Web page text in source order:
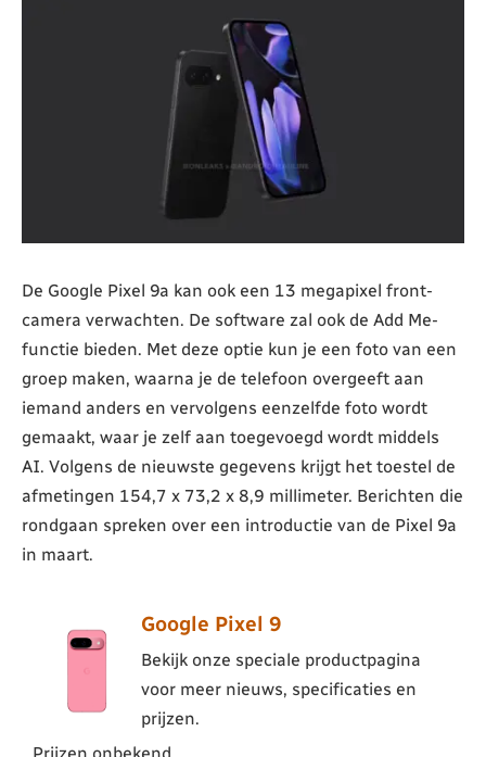
De Google Pixel 9a kan ook een 13 megapixel front-
camera verwachten. De software zal ook de Add Me-
functie bieden. Met deze optie kun je een foto van een
groep maken, waarna je de telefoon overgeeft aan
iemand anders en vervolgens eenzelfde foto wordt
gemaakt, waar je zelf aan toegevoegd wordt middels
AI. Volgens de nieuwste gegevens krijgt het toestel de
afmetingen 154,7 x 73,2 x 8,9 millimeter. Berichten die
rondgaan spreken over een introductie van de Pixel 9a
in maart.
Google Pixel 9
Bekijk onze speciale productpagina
voor meer nieuws, specificaties en
prijzen.